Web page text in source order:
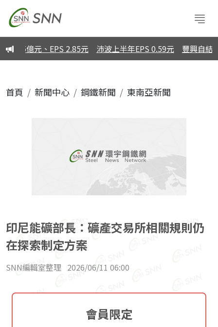
億元、EPS 2.85元 沛波上半年EPS 0.59元 豐興自結7
首頁 新聞中心 鋼鐵新聞 東南亞新聞
印尼能礦部長：礦產交易所相關規則仍
在探索制定方案
SNN編輯室整理 2026/06/11 06:00
會員限定